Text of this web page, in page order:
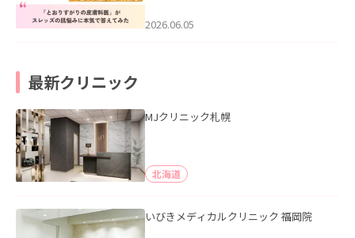
2026.06.05
最新クリニック
MJクリニック札幌
北海道
いびきメディカルクリニック 福岡院